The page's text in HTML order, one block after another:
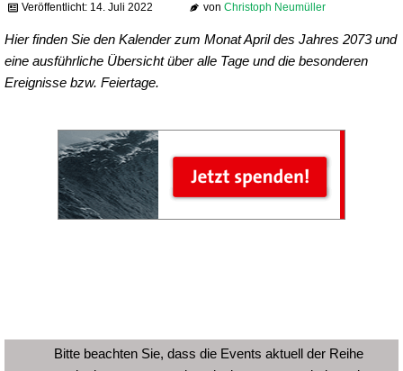
Veröffentlicht: 14. Juli 2022 von Christoph Neumüller
Hier finden Sie den Kalender zum Monat April des Jahres 2073 und
eine ausführliche Übersicht über alle Tage und die besonderen
Ereignisse bzw. Feiertage.
Bitte beachten Sie, dass die Events aktuell der Reihe